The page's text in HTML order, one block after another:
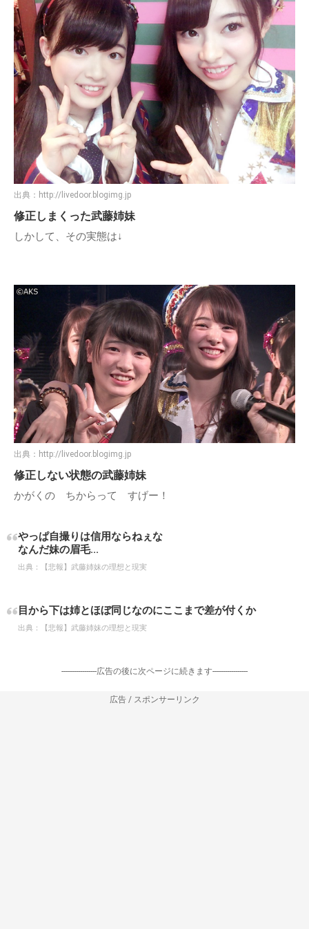
出典： http://livedoor.blogimg.jp
修正しまくった武藤姉妹
しかして、その実態は↓
出典： http://livedoor.blogimg.jp
修正しない状態の武藤姉妹
かがくの ちからって すげー！
やっぱ自撮りは信用ならねぇな
なんだ妹の眉毛...
出典： 【悲報】武藤姉妹の理想と現実
目から下は姉とほぼ同じなのにここまで差が付くか
出典： 【悲報】武藤姉妹の理想と現実
-----------------広告の後に次ページに続きます-----------------
広告 / スポンサーリンク